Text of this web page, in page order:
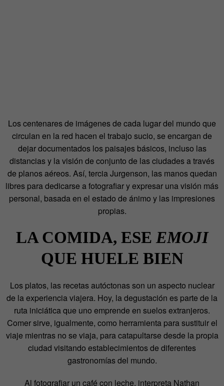
Los centenares de imágenes de cada lugar del mundo que
circulan en la red hacen el trabajo sucio, se encargan de
dejar documentados los paisajes básicos, incluso las
distancias y la visión de conjunto de las ciudades a través
de planos aéreos. Así, tercia Jurgenson, las manos quedan
libres para dedicarse a fotografiar y expresar una visión más
personal, basada en el estado de ánimo y las impresiones
propias.
LA COMIDA, ESE EMOJI
QUE HUELE BIEN
Los platos, las recetas autóctonas son un aspecto nuclear
de la experiencia viajera. Hoy, la degustación es parte de la
ruta iniciática que uno emprende en suelos extranjeros.
Comer sirve, igualmente, como herramienta para sustituir el
viaje mientras no se viaja, para catapultarse desde la propia
ciudad visitando establecimientos de diferentes
gastronomías del mundo.
Al fotografiar un café con leche, interpreta Nathan